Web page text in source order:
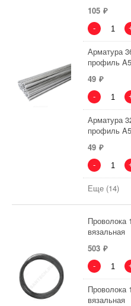
105
-
Арматура
профиль
49
-
Арматура
профиль
49
-
Еще (14)
Проволока
вязальная
503
-
Проволока
вязальная